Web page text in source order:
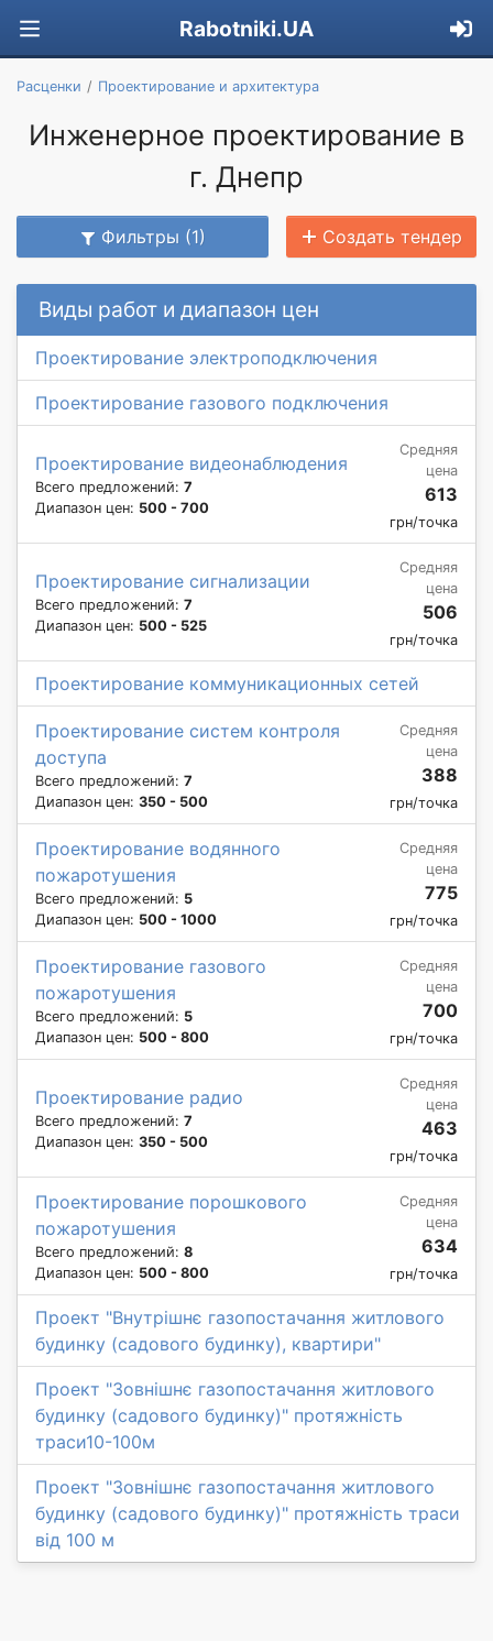
Rabotniki.UA
Расценки Проектирование и архитектура
Инженерное проектирование в
г. Днепр
Фильтры (1) Создать тендер
Виды работ и диапазон цен
Проектирование электроподключения
Проектирование газового подключения
Проектирование видеонаблюдения
Всего предложений: 7
Диапазон цен: 500 - 700
Средняя
цена
613
грн/точка
Проектирование сигнализации
Всего предложений: 7
Диапазон цен: 500 - 525
Средняя
цена
506
грн/точка
Проектирование коммуникационных сетей
Проектирование систем контроля
доступа
Всего предложений: 7
Диапазон цен: 350 - 500
Средняя
цена
388
грн/точка
Проектирование водянного
пожаротушения
Всего предложений: 5
Диапазон цен: 500 - 1000
Средняя
цена
775
грн/точка
Проектирование газового
пожаротушения
Всего предложений: 5
Диапазон цен: 500 - 800
Средняя
цена
700
грн/точка
Проектирование радио
Всего предложений: 7
Диапазон цен: 350 - 500
Средняя
цена
463
грн/точка
Проектирование порошкового
пожаротушения
Всего предложений: 8
Диапазон цен: 500 - 800
Средняя
цена
634
грн/точка
Проект "Внутрішнє газопостачання житлового
будинку (садового будинку), квартири"
Проект "Зовнішнє газопостачання житлового
будинку (садового будинку)" протяжність
траси10-100м
Проект "Зовнішнє газопостачання житлового
будинку (садового будинку)" протяжність траси
від 100 м